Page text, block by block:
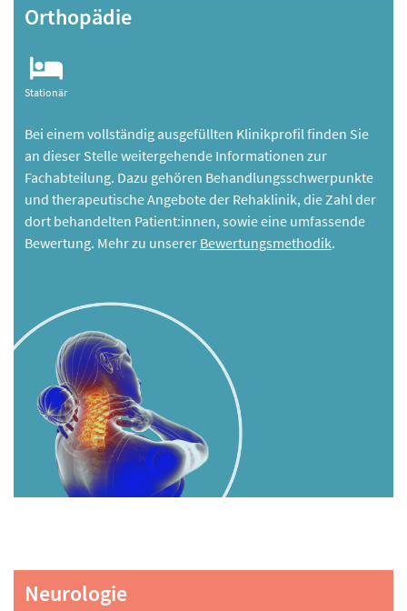
Orthopädie
Stationär
Bei einem vollständig ausgefüllten Klinikprofil finden Sie
an dieser Stelle weitergehende Informationen zur
Fachabteilung. Dazu gehören Behandlungsschwerpunkte
und therapeutische Angebote der Rehaklinik, die Zahl der
dort behandelten Patient:innen, sowie eine umfassende
Bewertung. Mehr zu unserer Bewertungsmethodik.
Neurologie